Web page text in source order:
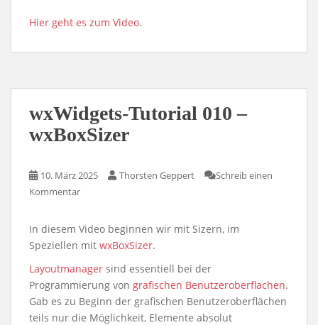
Hier geht es zum Video.
wxWidgets-Tutorial 010 –
wxBoxSizer
10. März 2025 Thorsten Geppert
Schreib einen
Kommentar
In diesem Video beginnen wir mit Sizern, im
Speziellen mit wxBoxSizer.
Layoutmanager sind essentiell bei der
Programmierung von grafischen Benutzeroberflächen.
Gab es zu Beginn der grafischen Benutzeroberflächen
teils nur die Möglichkeit, Elemente absolut